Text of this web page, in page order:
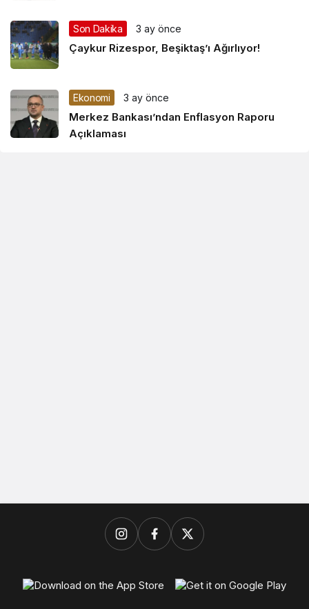
Son Dakika 3 ay önce
Çaykur Rizespor, Beşiktaş’ı Ağırlıyor!
Ekonomi 3 ay önce
Merkez Bankası’ndan Enflasyon Raporu
Açıklaması